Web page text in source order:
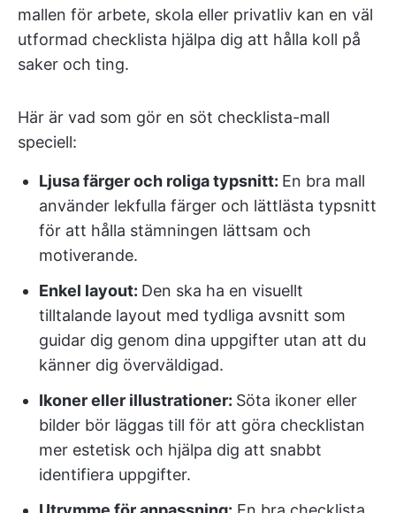
mallen för arbete, skola eller privatliv kan en väl
utformad checklista hjälpa dig att hålla koll på
saker och ting.
Här är vad som gör en söt checklista-mall
speciell:
Ljusa färger och roliga typsnitt: En bra mall
använder lekfulla färger och lättlästa typsnitt
för att hålla stämningen lättsam och
motiverande.
Enkel layout: Den ska ha en visuellt
tilltalande layout med tydliga avsnitt som
guidar dig genom dina uppgifter utan att du
känner dig överväldigad.
Ikoner eller illustrationer: Söta ikoner eller
bilder bör läggas till för att göra checklistan
mer estetisk och hjälpa dig att snabbt
identifiera uppgifter.